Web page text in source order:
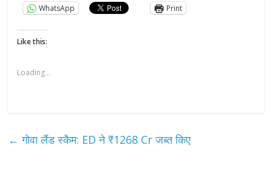
WhatsApp Print
Like this:
Loading...
← गोवा लैंड स्कैम: ED ने ₹1268 Cr जब्त किए